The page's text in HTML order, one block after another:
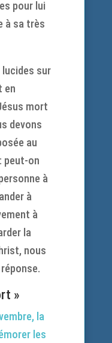
pour lui
à sa très
lucides sur
en
mort
devons
au
peut-on
à
à
à
la
nous
»
la
les